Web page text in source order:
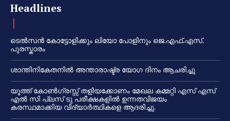
Headlines
ടെൽസൻ കോട്ടോളിക്കും ലിയോ പോളിനും ജെ.എഫ്.എസ്.
പുരസ്കാരം
ശാന്തിനികേതനിൽ അന്താരാഷ്ട്ര യോഗ ദിനം ആചരിച്ചു
യൂത്ത് കോൺഗ്രസ്സ് തളിയക്കോണം മേഖല കമ്മറ്റി എസ് എസ്
എൽ സി പ്ലസ് ടു പരീക്ഷകളിൽ ഉന്നതവിജയം
കരസ്ഥമാക്കിയ വിദ്യാർത്ഥികളെ ആദരിച്ചു.